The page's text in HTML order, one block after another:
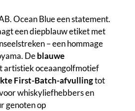
Ocean Blue een statement.
een diepblauw etiket met
– een hommage
Deblauwe
artistiek oceaangolfmotief
First-Batch-afvullingtot
whiskyliefhebbers en
genoten op